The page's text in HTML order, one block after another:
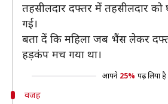
तहसीलदार दफ्तर में तहसीलदार
गई।
बता दें कि महिला जब भैंस लेकर
हड़कंप मच गया था।
आपने 25% पढ़ लिया है
वजह